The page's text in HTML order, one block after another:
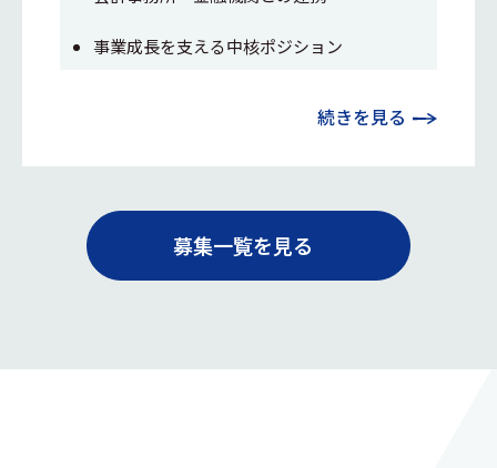
事業成長を支える中核ポジション
続きを見る
募集一覧を見る